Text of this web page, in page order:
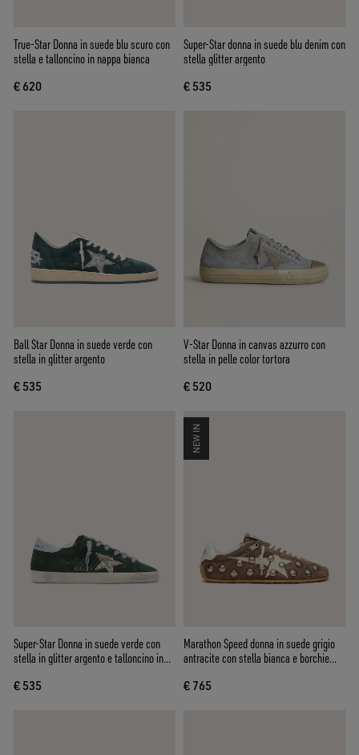
True-Star Donna in suede blu scuro con
stella e talloncino in nappa bianca
€ 620
Super-Star donna in suede blu denim con
stella glitter argento
€ 535
Ball Star Donna in suede verde con
stella in glitter argento
€ 535
V-Star Donna in canvas azzurro con
stella in pelle color tortora
€ 520
Super-Star Donna in suede verde con
stella in glitter argento e talloncino in
€ 535
NEW IN
Marathon Speed donna in suede grigio
antracite con stella bianca e borchie
€ 765